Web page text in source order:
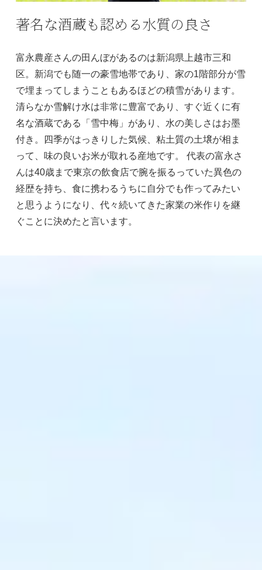
著名な酒蔵も認める水質の良さ
富永農産さんの田んぼがあるのは新潟県上越市三和
区。新潟でも随一の豪雪地帯であり、家の1階部分が雪
で埋まってしまうこともあるほどの積雪があります。
清らなか雪解け水は非常に豊富であり、すぐ近くに有
名な酒蔵である「雪中梅」があり、水の美しさはお墨
付き。四季がはっきりした気候、粘土質の土壌が相ま
って、味の良いお米が取れる産地です。 代表の富永さ
んは40歳まで東京の飲食店で腕を振るっていた異色の
経歴を持ち、食に携わるうちに自分でも作ってみたい
と思うようになり、代々続いてきた家業の米作りを継
ぐことに決めたと言います。